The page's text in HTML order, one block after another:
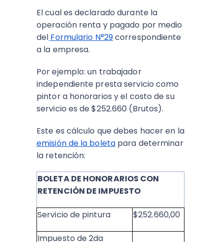
El cual es declarado durante la
operación renta y pagado por medio
del Formulario N°29correspondiente
a la empresa.
Por ejemplo: un trabajador
independiente presta servicio como
pintor a honorarios y el costo de su
servicio es de $252.660 (Brutos).
Este es cálculo que debes hacer en la
emisión de la boleta para determinar
la retención:
BOLETA DE HONORARIOS CON
RETENCIÓN DE IMPUESTO
Servicio de pintura $252.660,00
Impuesto de 2da